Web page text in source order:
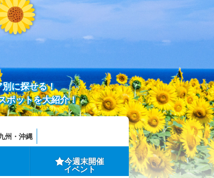
に探せる！
ポットを大紹介！
州・沖縄
今週末開催
イベント